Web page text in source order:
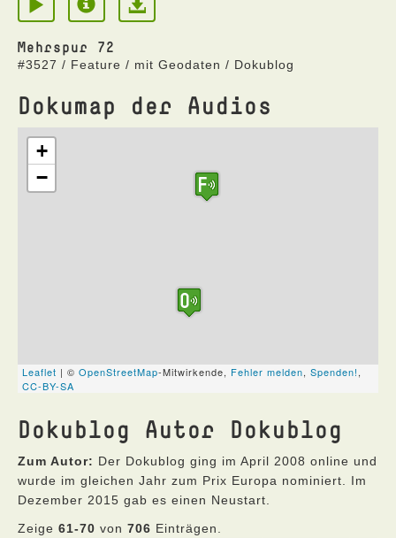
Mehrspur 72
#3527 / Feature / mit Geodaten / Dokublog
Dokumap der Audios
Dokublog Autor Dokublog
Zum Autor: Der Dokublog ging im April 2008 online und
wurde im gleichen Jahr zum Prix Europa nominiert. Im
Dezember 2015 gab es einen Neustart.
Zeige 61-70 von 706 Einträgen.